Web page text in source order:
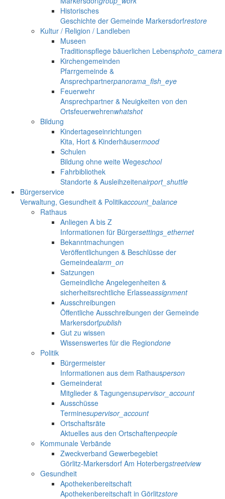
Historisches
Geschichte der Gemeinde Markersdorfrestore
Kultur / Religion / Landleben
Museen
Traditionspflege bäuerlichen Lebensphoto_camera
Kirchengemeinden
Pfarrgemeinde &
Ansprechpartnerpanorama_fish_eye
Feuerwehr
Ansprechpartner & Neuigkeiten von den
Ortsfeuerwehrenwhatshot
Bildung
Kindertageseinrichtungen
Kita, Hort & Kinderhäusermood
Schulen
Bildung ohne weite Wegeschool
Fahrbibliothek
Standorte & Ausleihzeitenairport_shuttle
Bürgerservice
Verwaltung, Gesundheit & Politikaccount_balance
Rathaus
Anliegen A bis Z
Informationen für Bürgersettings_ethernet
Bekanntmachungen
Veröffentlichungen & Beschlüsse der
Gemeindealarm_on
Satzungen
Gemeindliche Angelegenheiten &
sicherheitsrechtliche Erlasseassignment
Ausschreibungen
Öffentliche Ausschreibungen der Gemeinde
Markersdorfpublish
Gut zu wissen
Wissenswertes für die Regiondone
Politik
Bürgermeister
Informationen aus dem Rathausperson
Gemeinderat
Mitglieder & Tagungensupervisor_account
Ausschüsse
Terminesupervisor_account
Ortschaftsräte
Aktuelles aus den Ortschaftenpeople
Kommunale Verbände
Zweckverband Gewerbegebiet
Görlitz-Markersdorf Am Hoterbergstreetview
Gesundheit
Apothekenbereitschaft
Apothekenbereitschaft in Görlitzstore